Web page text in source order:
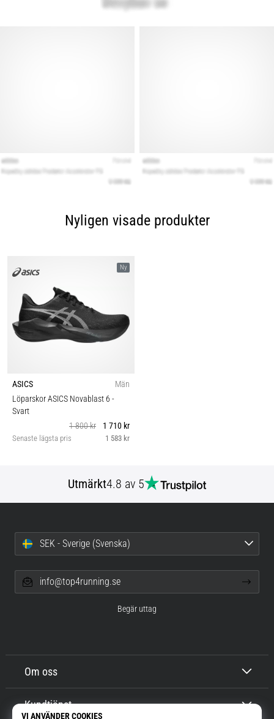
Nyligen visade produkter
Ny
ASICS
Män
Löparskor ASICS Novablast 6 -
Svart
1 800 kr
1 710 kr
Senaste lägsta pris 1 583 kr
Utmärkt4.8 av 5
Om oss
Kundtjänst
SEK - Sverige (Svenska)
info@top4running.se
Begär uttag